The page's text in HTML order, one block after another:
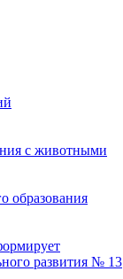
с животными
образования
развития № 13